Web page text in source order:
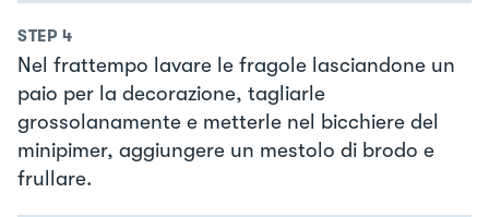
STEP 4
Nel frattempo lavare le fragole lasciandone un
paio per la decorazione, tagliarle
grossolanamente e metterle nel bicchiere del
minipimer, aggiungere un mestolo di brodo e
frullare.